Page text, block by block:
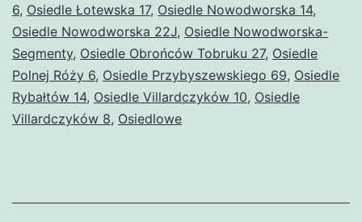
6, Osiedle Łotewska 17, Osiedle Nowodworska 14,
Osiedle Nowodworska 22J, Osiedle Nowodworska-
Segmenty, Osiedle Obrońców Tobruku 27, Osiedle
Polnej Róży 6, Osiedle Przybyszewskiego 69, Osiedle
Rybałtów 14, Osiedle Villardczyków 10, Osiedle
Villardczyków 8, Osiedlowe